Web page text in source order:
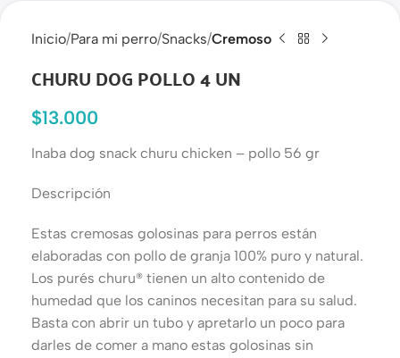
Inicio Para mi perro Snacks Cremoso
CHURU DOG POLLO 4 UN
$13.000
Inaba dog snack churu chicken – pollo 56 gr
Descripción
Estas cremosas golosinas para perros están
elaboradas con pollo de granja 100% puro y natural.
Los purés churu® tienen un alto contenido de
humedad que los caninos necesitan para su salud.
Basta con abrir un tubo y apretarlo un poco para
darles de comer a mano estas golosinas sin